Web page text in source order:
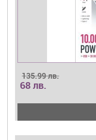
135.99 лв.
68 лв.